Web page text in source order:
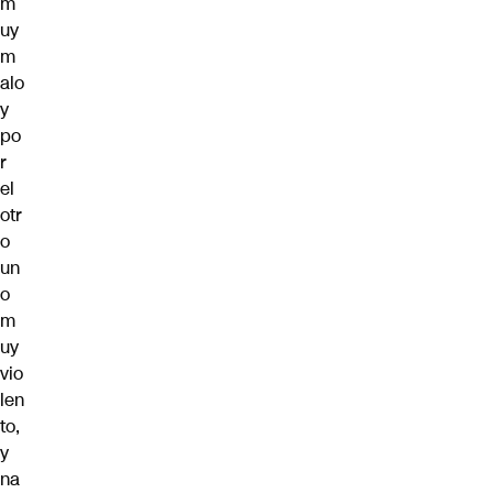
uy
m
alo
y
po
r
el
otr
o
un
o
m
uy
vio
len
to,
y
na